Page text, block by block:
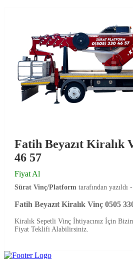
Fatih Beyazıt Kiralık
46 57
Fiyat Al
Sürat Vinç/Platform tarafından yazıldı -
Fatih Beyazıt Kiralık Vinç 0505
Kiralık Sepetli Vinç İhtiyacınız İçin
Fiyat Teklifi Alabilirsiniz.